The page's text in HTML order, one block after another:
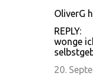
OliverG
REPLY:
wonge
20.